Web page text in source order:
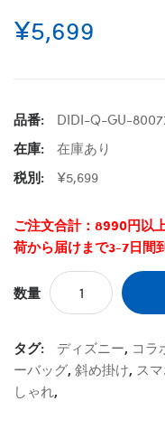
¥5,699
品番:
DIDI-Q-GU-
在庫:
在庫あり
税別:
¥5,699
ご注文合計：8990円以
荷から届けまで3-7日間
数量
タグ: ディズニー, コラ
ーバッグ, 斜め掛け, ス
しゃれ,